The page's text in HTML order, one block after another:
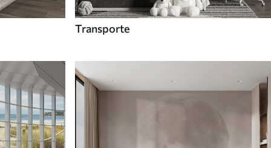
Transporte